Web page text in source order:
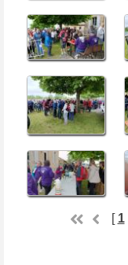
[ 1